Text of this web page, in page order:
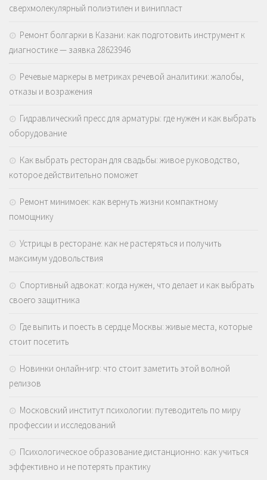
сверхмолекулярный полиэтилен и винипласт
Ремонт болгарки в Казани: как подготовить инструмент к
диагностике — заявка 28623946
Речевые маркеры в метриках речевой аналитики: жалобы,
отказы и возражения
Гидравлический пресс для арматуры: где нужен и как выбрать
оборудование
Как выбрать ресторан для свадьбы: живое руководство,
которое действительно поможет
Ремонт минимоек: как вернуть жизни компактному
помощнику
Устрицы в ресторане: как не растеряться и получить
максимум удовольствия
Спортивный адвокат: когда нужен, что делает и как выбрать
своего защитника
Где выпить и поесть в сердце Москвы: живые места, которые
стоит посетить
Новинки онлайн-игр: что стоит заметить этой волной
релизов
Московский институт психологии: путеводитель по миру
профессии и исследований
Психологическое образование дистанционно: как учиться
эффективно и не потерять практику